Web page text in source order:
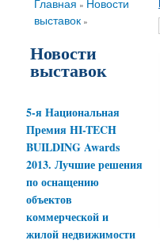
Вы здесь
Главная » Новости
выставок »
Новости
выставок
5-я Национальная
Премия HI-TECH
BUILDING Awards
2013. Лучшие решения
по оснащению
объектов
коммерческой и
жилой недвижимости